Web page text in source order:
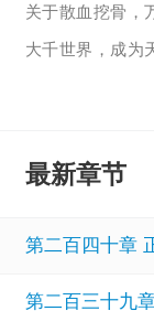
关于散血挖骨，
大千世界，成为
也是大武帝国
他化为乞丐在
地，就连家中的
他一生的屈辱！
最新章节
第二百四十章
第二百三十九